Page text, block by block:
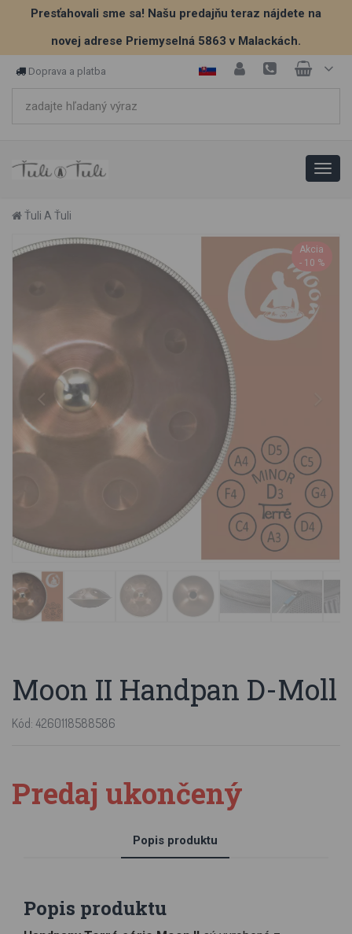
Presťahovali sme sa! Našu predajňu teraz nájdete na
novej adrese Priemyselná 5863 v Malackách.
Doprava a platba
Ťuli A Ťuli
Akcia
- 10 %
Moon II Handpan D-Moll
Kód: 4260118588586
Predaj ukončený
Popis produktu
Popis produktu